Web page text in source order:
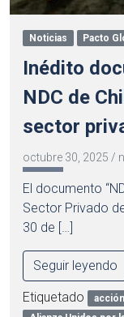
Noticias Pacto
Inédito
NDC de
sector
octubre 30, 2025 /
El documento
Sector Privado
30 de […]
Seguir leyendo
Etiquetado